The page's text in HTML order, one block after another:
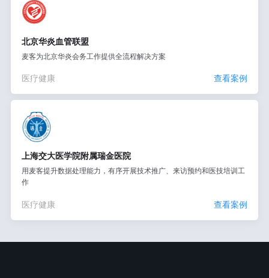
北京华炎血管联盟
麦客为北京华炎会务工作提供全流程解决方案
医疗健康 查看案例
上海交大医学院附属瑞金医院
用麦客提升数据处理能力，有序开展技术推广、来访预约和医技培训工
作
医疗健康 查看案例